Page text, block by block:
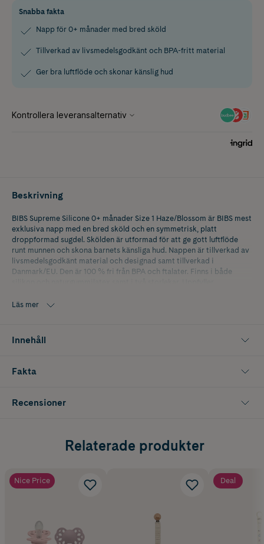
Snabba fakta
Napp för 0+ månader med bred sköld
Tillverkad av livsmedelsgodkänt och BPA-fritt material
Ger bra luftflöde och skonar känslig hud
Beskrivning
BIBS Supreme Silicone 0+ månader Size 1 Haze/Blossom är BIBS mest
exklusiva napp med en bred sköld och en symmetrisk, platt
droppformad sugdel. Skölden är utformad för att ge gott luftflöde
runt munnen och skona barnets känsliga hud. Nappen är tillverkad av
livsmedelsgodkänt material och designad samt tillverkad i
Danmark/EU. Den är 100 % fri från BPA och ftalater. Finns i både
Läs mer
Innehåll
Fakta
Recensioner
Relaterade produkter
Nice Price Deal